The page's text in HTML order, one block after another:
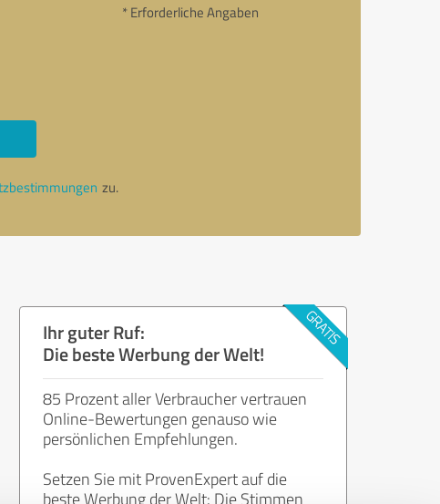
* Erforderliche Angaben
zu.
Ihr guter Ruf:
Die beste Werbung der Welt!
85 Prozent aller Verbraucher vertrauen
Online-Bewertungen genauso wie
persönlichen Empfehlungen.
Setzen Sie mit ProvenExpert auf die
beste Werbung der Welt: Die Stimmen